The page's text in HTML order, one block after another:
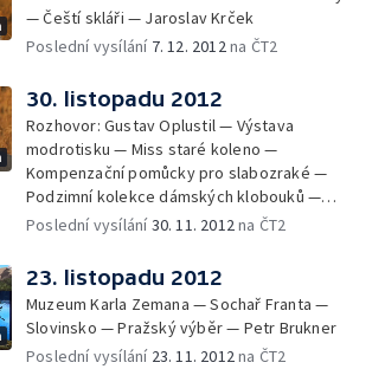
— Čeští skláři — Jaroslav Krček
Poslední vysílání 7. 12. 2012 na ČT2
30. listopadu 2012
Rozhovor: Gustav Oplustil — Výstava
modrotisku — Miss staré koleno —
Kompenzační pomůcky pro slabozraké —
Podzimní kolekce dámských klobouků —
Výstava o historii Vinohrad a Žižkova —
Poslední vysílání30. 11. 2012 na ČT2
23. listopadu 2012
Muzeum Karla Zemana — Sochař Franta —
Slovinsko — Pražský výběr — Petr Brukner
Poslední vysílání 23. 11. 2012 na ČT2